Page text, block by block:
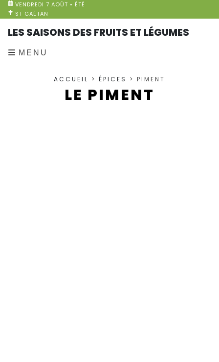
VENDREDI 7 AOÛT • ÉTÉ
ST GAÉTAN
LES SAISONS DES FRUITS ET LÉGUMES
MENU
ACCUEIL > ÉPICES > PIMENT
LE PIMENT